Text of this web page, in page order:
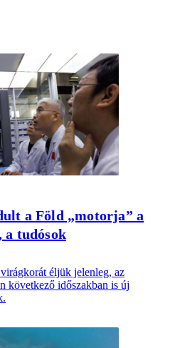
a Föld „motorja” a
a tudósok
éljük jelenleg, az
következő időszakban is új